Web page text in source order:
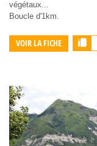
végétaux...
Boucle d'1km.
VOIR LA FICHE